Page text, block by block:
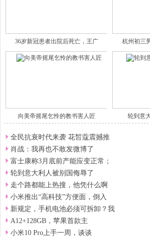
36岁新冠患者出院后死亡，王广 杭州初三
向美帝摇尾乞怜的教书害人匠 轮到意
全民抗衰时代来袭 花皙蔻震撼推
肖战：我再也不敢发微博了
富士康称3月底前产能应变正常；
轮到意大利人被别国侮辱了
走个路都能上热搜，他凭什么啊
小米推出“高科技”方便面，倒入
新规定，手机电池必须可拆卸？我
A12+128GB，苹果首款主
小米10 Pro上手一周，谈谈